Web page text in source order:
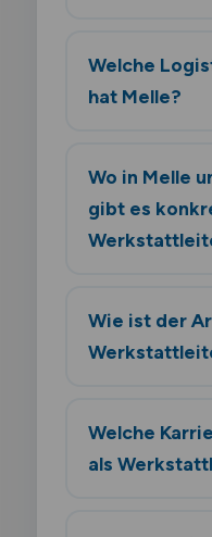
Welche
hat Melle?
Wo in Melle
gibt es
Wie ist der
Welche
als